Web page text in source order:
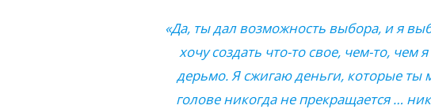
«Да, ты дал возможность выбора, и я
хочу создать что-то свое, чем-то, чем
дерьмо. Я сжигаю деньги, которые
голове никогда не прекращается …